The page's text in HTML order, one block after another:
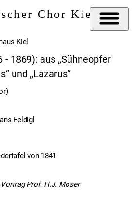
Chor Kiel e.V.
Kiel
- 1869): aus „Sühneopfer
und „Lazarus”
Feldigl
von 1841
Prof. H.J. Moser